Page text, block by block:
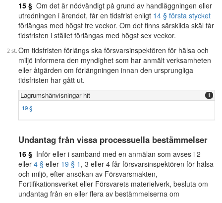
15 § Om det är nödvändigt på grund av handläggningen eller
utredningen i ärendet, får en tidsfrist enligt 14 § första stycket
förlängas med högst tre veckor. Om det finns särskilda skäl får
tidsfristen i stället förlängas med högst sex veckor.
Om tidsfristen förlängs ska försvarsinspektören för hälsa och
miljö informera den myndighet som har anmält verksamheten
eller åtgärden om förlängningen innan den ursprungliga
tidsfristen har gått ut.
Lagrumshänvisningar hit 1
19 §
Undantag från vissa processuella bestämmelser
16 § Inför eller i samband med en anmälan som avses i 2
eller 4 § eller 19 § 1 , 3 eller 4 får försvarsinspektören för hälsa
och miljö, efter ansökan av Försvarsmakten,
Fortifikationsverket eller Försvarets materielverk, besluta om
undantag från en eller flera av bestämmelserna om